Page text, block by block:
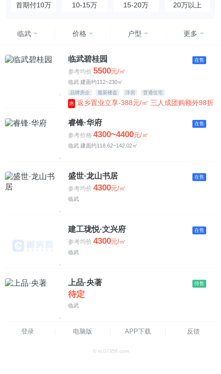
首期付10万 10-15万 15-20万 20万以上
临武 价格 户型 更多
均价 不限
4500元以下
4500-5500元
5500-6500元
6500-7500元
8500-10000元
临武碧桂园
参考均价 5500元/㎡
临武 建面约112~230㎡
品牌房企 最新楼盘 洋房 普通住宅
在售
惠 返乡置业立享-388元/㎡ 三人成团购额外98折
睿锋·华府
参考价格 4300~4400元/㎡
临武 建面约118.62~142.02㎡
在售
盛世·龙山书居
参考均价 4300元/㎡
临武
在售
建工珑悦·文兴府
参考均价 4300元/㎡
临武
在售
上品·央著
待定
临武
待售
登录 电脑版 APP下载 反馈
© m.07358.com